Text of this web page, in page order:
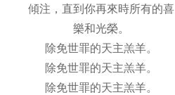
傾注，直到你再來時所有的喜
樂和光榮。
除免世罪的天主羔羊。
除免世罪的天主羔羊。
除免世罪的天主羔羊。